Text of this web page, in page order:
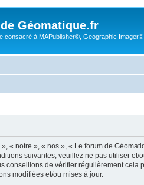
Géomatique.fr
consacré à MAPublisher©, Geographic
« notre », « nos », « Le forum de
suivantes, veuillez ne pas utiliser
de vérifier régulièrement
modifiées et/ou mises à jour.